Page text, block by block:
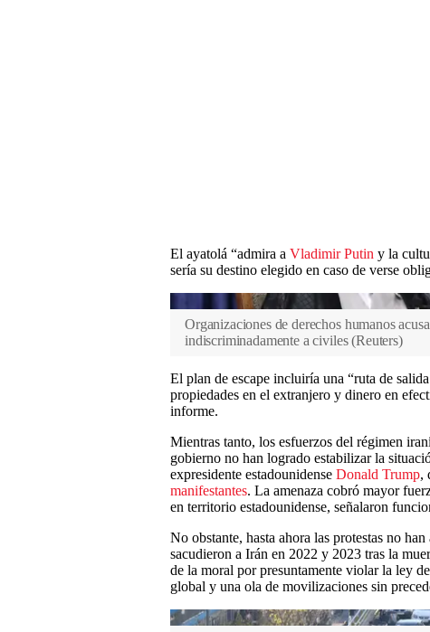
El ayatolá “admira a Vladimir Putin y la
sería su destino elegido en caso de verse
Organizaciones de derechos humanos
indiscriminadamente a civiles (Reuters)
El plan de escape incluiría una “ruta de
propiedades en el extranjero y dinero en
informe.
Mientras tanto, los esfuerzos del régimen
gobierno no han logrado estabilizar la
expresidente estadounidense Donald Trump,
manifestantes. La amenaza cobró mayor
en territorio estadounidense, señalaron
No obstante, hasta ahora las protestas no
sacudieron a Irán en 2022 y 2023 tras la
de la moral por presuntamente violar la ley
global y una ola de movilizaciones sin